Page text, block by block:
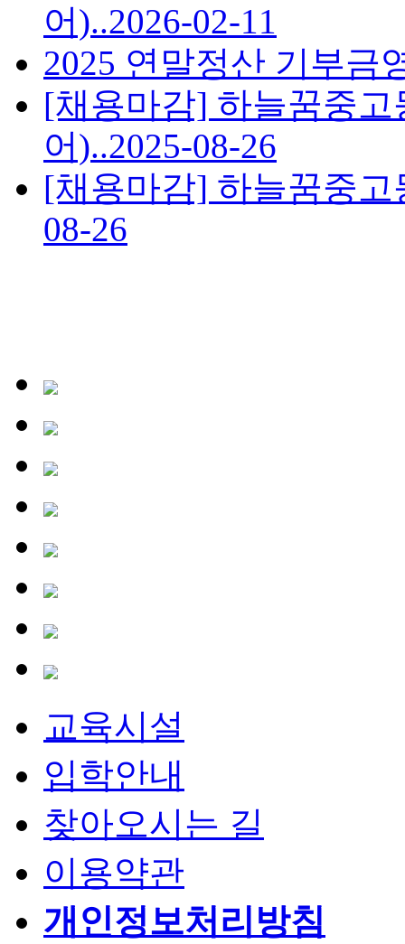
어)..2026-02-11
2025 연말정산 기부금
[채용마감] 하늘꿈중
어)..2025-08-26
[채용마감] 하늘꿈중
08-26
교육시설
입학안내
찾아오시는 길
이용약관
개인정보처리방침